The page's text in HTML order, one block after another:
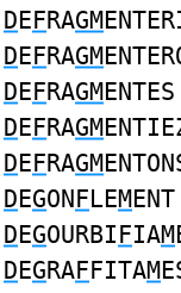
DEFRAGM
DEFRAGM
DEFRAGMENTES
DEFRAGM
DEFRAGM
DEGONFLEMENT
DEGOURBIFIAM
DEGRAFFITAM